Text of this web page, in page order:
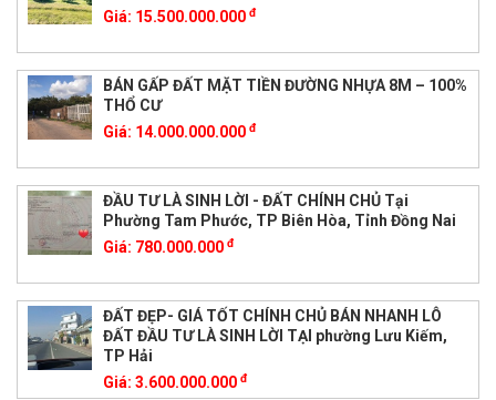
Giá: 15.500.000.000 đ
BÁN GẤP ĐẤT MẶT TIỀN ĐƯỜNG NHỰA 8M – 100%
THỔ CƯ
Giá: 14.000.000.000 đ
ĐẦU TƯ LÀ SINH LỜI - ĐẤT CHÍNH CHỦ Tại
Phường Tam Phước, TP Biên Hòa, Tỉnh Đồng Nai
Giá: 780.000.000 đ
ĐẤT ĐẸP- GIÁ TỐT CHÍNH CHỦ BÁN NHANH LÔ
ĐẤT ĐẦU TƯ LÀ SINH LỜI TẠI phường Lưu Kiếm,
TP Hải
Giá: 3.600.000.000 đ